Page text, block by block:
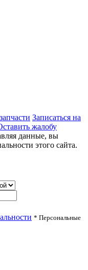
Записаться на
жалобу
данные, вы
этого сайта.
* Персональные